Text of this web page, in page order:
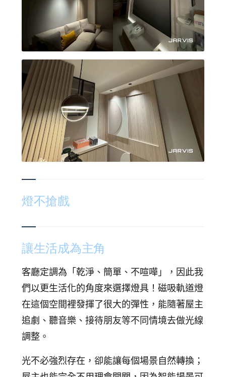
燈不搶戲
讓生活成為主角
客廳定調為「乾淨、簡單、不喧嘩」，因此我
們以更生活化的角度來選擇燈具！ 磁吸軌道燈
在這個空間裡發揮了很大的彈性，能隨著屋主
追劇、聽音樂、接待朋友等不同情境去做光線
調整。
光不必強烈存在，卻能讓每個場景自然轉換；